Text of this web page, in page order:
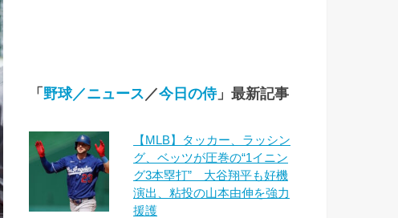
「 野球／ニュース ／今日の侍」最新記事
【MLB】タッカー、ラッシン
グ、ベッツが圧巻の“1イニン
グ3本塁打” 大谷翔平も好機
演出、粘投の山本由伸を強力
援護